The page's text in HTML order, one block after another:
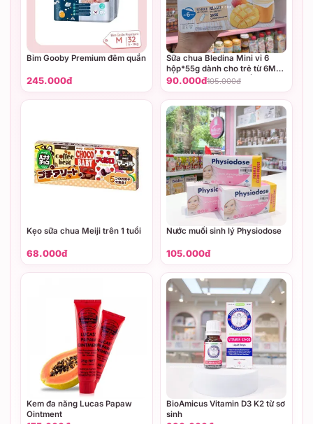
Bỉm Gooby Premium đêm quần
245.000đ
Sữa chua Bledina Mini vỉ 6
hộp*55g dành cho trẻ từ 6M+
(Vị Dâu, vị Lê, vị Chuối, vị
Xoài)
90.000đ105.000đ
Kẹo sữa chua Meiji trên 1 tuổi
68.000đ
Nước muối sinh lý Physiodose
105.000đ
Kem đa năng Lucas Papaw
Ointment
BioAmicus Vitamin D3 K2 từ sơ
sinh